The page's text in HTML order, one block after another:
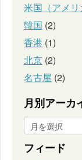
米国（アメリ
韓国 (2)
香港 (1)
北京 (2)
名古屋 (2)
月別アーカ
フィード